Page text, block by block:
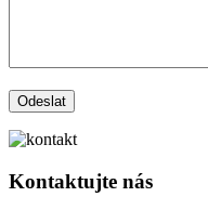
Kontaktujte nás